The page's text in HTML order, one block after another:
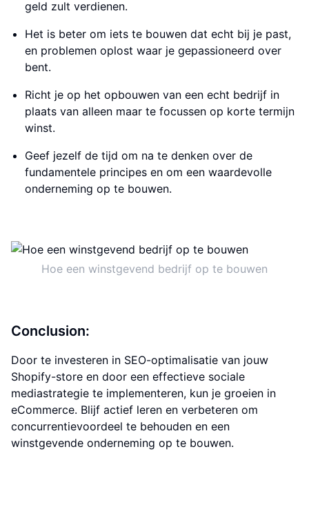
geld zult verdienen.
Het is beter om iets te bouwen dat echt bij je past,
en problemen oplost waar je gepassioneerd over
bent.
Richt je op het opbouwen van een echt bedrijf in
plaats van alleen maar te focussen op korte termijn
winst.
Geef jezelf de tijd om na te denken over de
fundamentele principes en om een waardevolle
onderneming op te bouwen.
Hoe een winstgevend bedrijf op te bouwen
Conclusion:
Door te investeren in SEO-optimalisatie van jouw
Shopify-store en door een effectieve sociale
mediastrategie te implementeren, kun je groeien in
eCommerce. Blijf actief leren en verbeteren om
concurrentievoordeel te behouden en een
winstgevende onderneming op te bouwen.